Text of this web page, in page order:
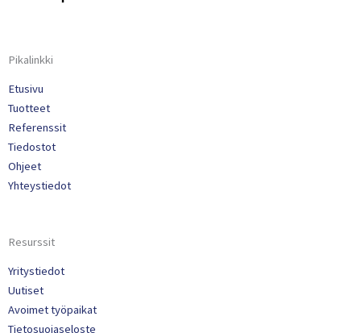
Pikalinkki
Etusivu
Tuotteet
Referenssit
Tiedostot
Ohjeet
Yhteystiedot
Resurssit
Yritystiedot
Uutiset
Avoimet työpaikat
Tietosuojaseloste